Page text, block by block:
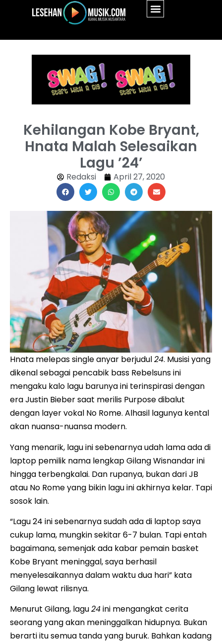
Kehilangan Kobe Bryant,
Hnata Malah Selesaikan
Lagu ’24’
Redaksi April 27, 2020
Hnata melepas single anyar berjudul24. Musisi yang
dikenal sebagai pencabik bass Rebelsuns ini
mengaku kalo lagu barunya ini terinspirasi dengan
era Justin Bieber saat merilis Purpose dibalut
dengan layer vokal No Rome. Alhasil lagunya kental
akan nuansa-nuansa modern.
Yang menarik, lagu ini sebenarnya udah lama ada di
laptop pemilik nama lengkap Gilang Wisnandar ini
hingga terbengkalai. Dan rupanya, bukan dari JB
atau No Rome yang bikin lagu ini akhirnya kelar. Tapi
sosok lain.
“Lagu 24 ini sebenarnya sudah ada di laptop saya
cukup lama, mungkin sekitar 6-7 bulan. Tapi entah
bagaimana, semenjak ada kabar pemain basket
Kobe Bryant meninggal, saya berhasil
menyelesaikannya dalam waktu dua hari” kata
Gilang lewat rilisnya.
Menurut Gilang, lagu24ini mengangkat cerita
seorang yang akan meninggalkan hidupnya. Bukan
berarti itu semua tanda yang buruk. Bahkan kadang